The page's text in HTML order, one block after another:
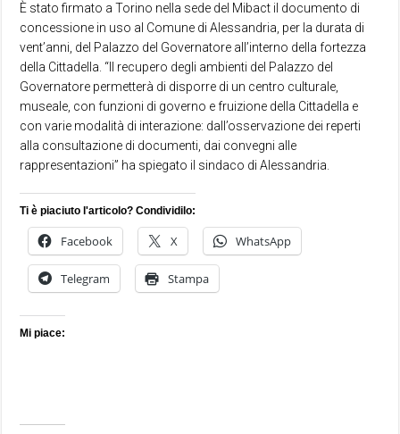
È stato firmato a Torino nella sede del Mibact il documento di
concessione in uso al Comune di Alessandria, per la durata di
vent’anni, del Palazzo del Governatore all’interno della fortezza
della Cittadella. “Il recupero degli ambienti del Palazzo del
Governatore permetterà di disporre di un centro culturale,
museale, con funzioni di governo e fruizione della Cittadella e
con varie modalità di interazione: dall’osservazione dei reperti
alla consultazione di documenti, dai convegni alle
rappresentazioni” ha spiegato il sindaco di Alessandria.
Ti è piaciuto l'articolo? Condividilo:
Facebook X WhatsApp
Telegram Stampa
Mi piace: